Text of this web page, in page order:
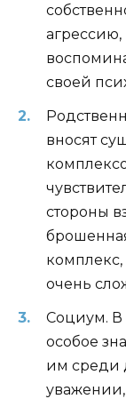
своей
вносят
стороны
комплекс,
очень
Социум. В
особое
им среди